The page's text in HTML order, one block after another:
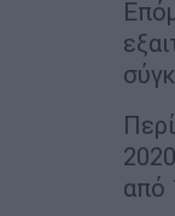
από